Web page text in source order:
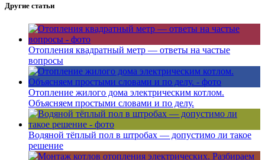
Другие статьи
Отопления квадратный метр — ответы на частые
вопросы
Отопление жилого дома электрическим котлом.
Объясняем простыми словами и по делу.
Водяной тёплый пол в штробах — допустимо ли такое
решение